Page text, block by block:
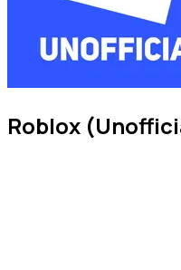
Roblox